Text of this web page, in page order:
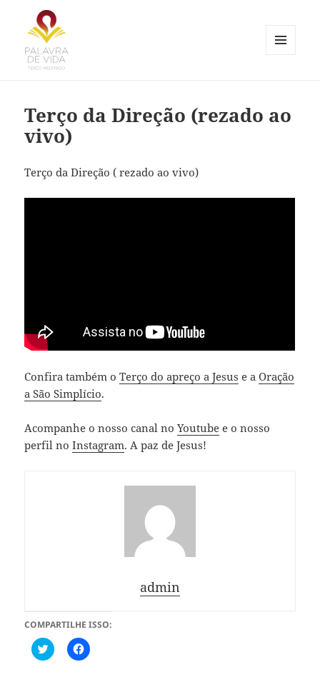
Terço da Direção (rezado ao
vivo)
Terço da Direção ( rezado ao vivo)
Confira também oTerço do apreço a Jesus e aOração
a São Simplício.
Acompanhe o nosso canal noYoutube e o nosso
perfil noInstagram. A paz de Jesus!
admin
COMPARTILHE ISSO:
C
l
C
l